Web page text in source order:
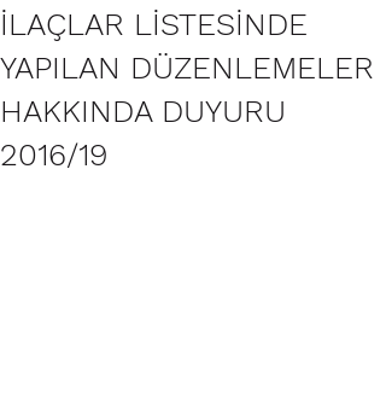
İLAÇLAR LİSTESİNDE
YAPILAN DÜZENLEMELER
HAKKINDA DUYURU
2016/19